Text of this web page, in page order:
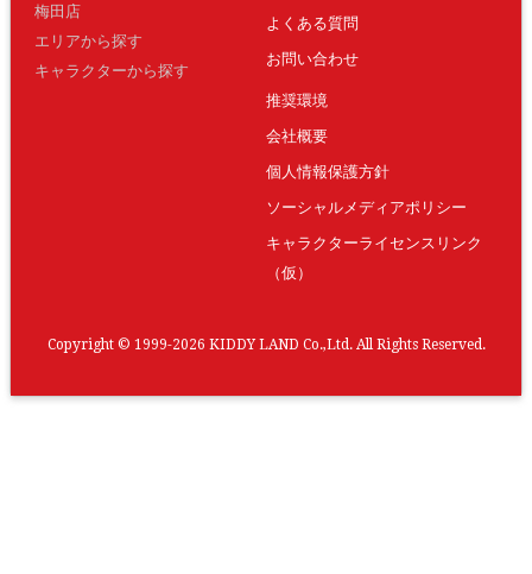
梅田店
エリアから探す
キャラクターから探す
よくある質問
お問い合わせ
推奨環境
会社概要
個人情報保護方針
ソーシャルメディアポリシー
キャラクターライセンスリンク
（仮）
Copyright © 1999-2026 KIDDY LAND Co.,Ltd. All Rights Reserved.